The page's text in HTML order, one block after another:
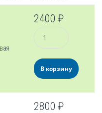
2400₽
Количество
В корзину
2800₽